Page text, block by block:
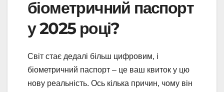
біометричний паспорт
у 2025 році?
Світ стає дедалі більш цифровим, і
біометричний паспорт – це ваш квиток у цю
нову реальність. Ось кілька причин, чому він